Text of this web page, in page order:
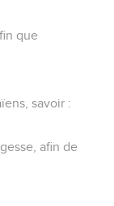
que
savoir :
afin de